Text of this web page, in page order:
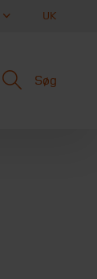
UK
Søg